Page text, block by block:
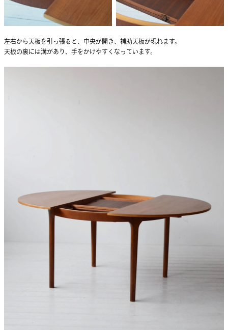
左右から天板を引っ張ると、中央が開き、補助天板が現れます。
天板の裏には溝があり、手をかけやすくなっています。